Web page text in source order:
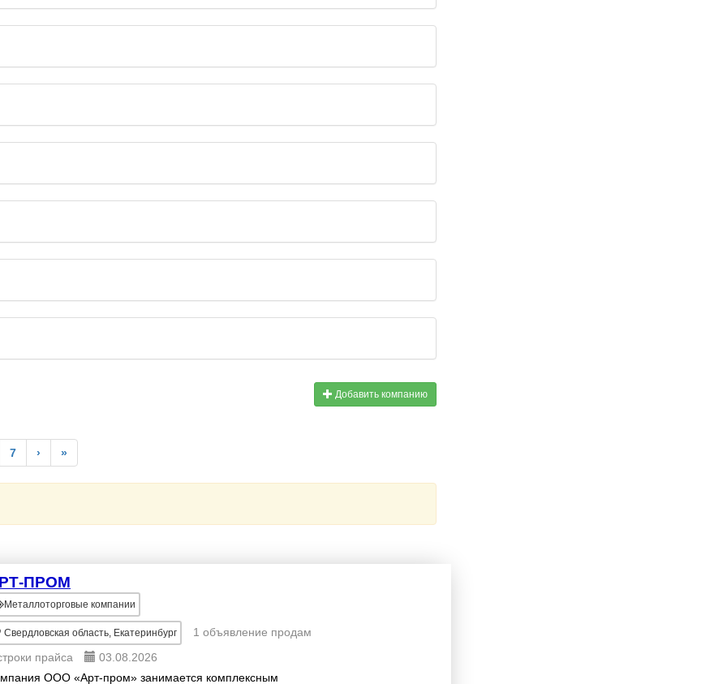
Добавить компанию
7 › »
ПРОМ
Металлоторговые компании
Свердловская область, Екатеринбург
1 объявление продам
прайса
03.08.2026
ООО «Арт-пром» занимается комплексным